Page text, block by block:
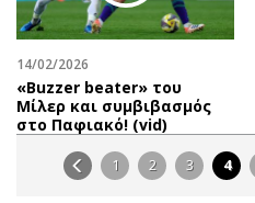
14/02/2026
«Βuzzer beater» του
Μίλερ και συμβιβασμός
στο Παφιακό! (vid)
1 2 3 4